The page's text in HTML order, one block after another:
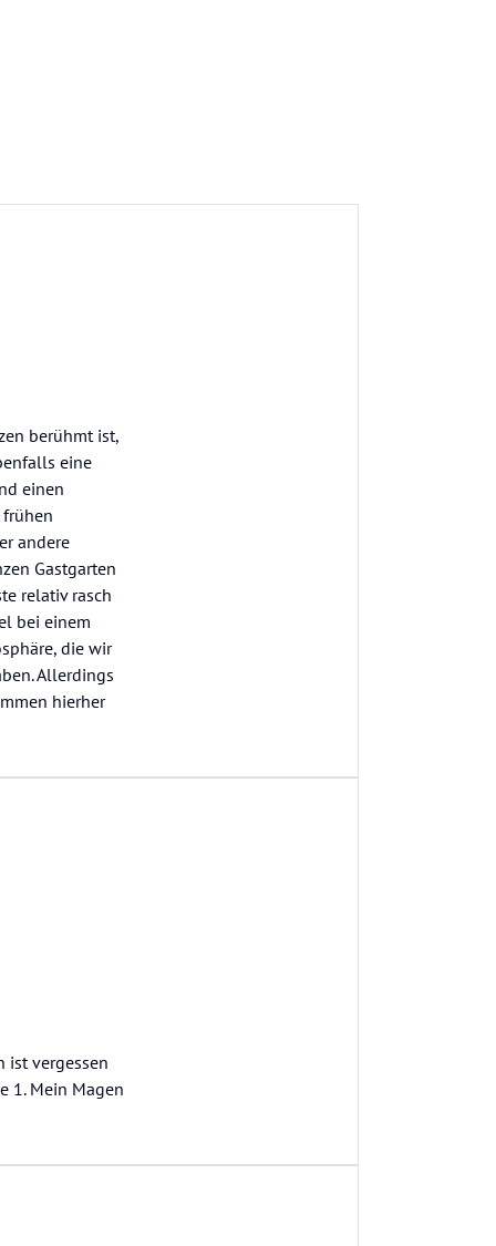
berühmt ist,
eine
einen
andere
Gastgarten
relativ rasch
bei einem
die wir
Allerdings
hierher
ist vergessen
1. Mein Magen